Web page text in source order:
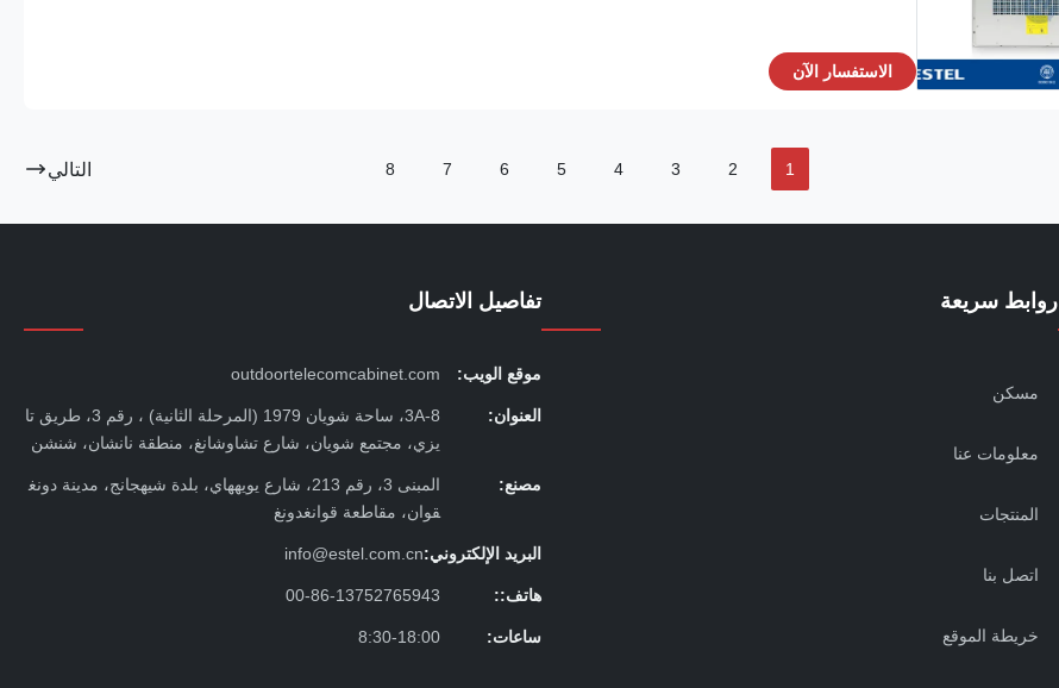
الاستفسار الآن
1
2
3
4
5
6
7
8 التالي
روابط سريعة
مسكن
معلومات عنا
المنتجات
اتصل بنا
خريطة الموقع
تفاصيل الاتصال
موقع الويب: outdoortelecomcabinet.com
العنوان:
3A-8، ساحة شويان 1979 (المرحلة الثانية) ، رقم 3، طريق تا
يزي، مجتمع شويان، شارع تشاوشانغ، منطقة نانشان، شنشن
مصنع:
المبنى 3، رقم 213، شارع يويههاي، بلدة شيهجانج، مدينة دونغ
قوان، مقاطعة قوانغدونغ
البريد الإلكتروني:info@estel.com.cn
هاتف:: 00-86-13752765943
ساعات: 8:30-18:00